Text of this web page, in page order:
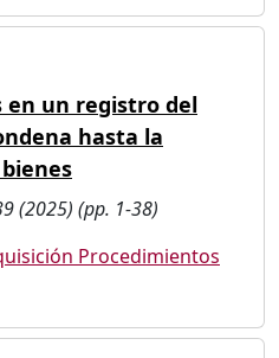
en un registro del
hasta la
(2025) (pp. 1-38)
Procedimientos